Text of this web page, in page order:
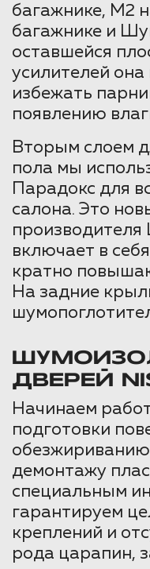
багажнике, М2
багажнике и
оставшейся
усилителей она
избежать
появлению
Вторым слоем
пола мы
Парадокс для
салона. Это
включает в
кратно
На задние
ДВЕРЕЙ
Начинаем
подготовки
демонтажу
специальным
гарантируем
креплений и
рода царапин,